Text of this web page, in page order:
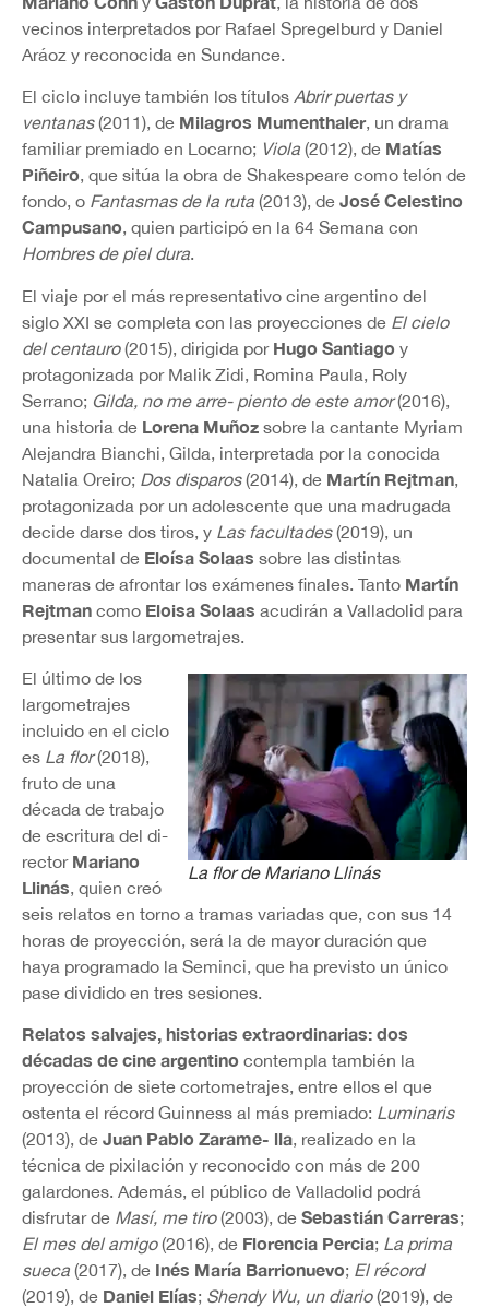
vecinos interpretados por Rafael Spregelburd y Daniel
Aráoz y reconocida en Sundance.
El ciclo incluye también los títulos Abrir puertas y
ventanas(2011), de Milagros Mumenthaler, un drama
familiar premiado en Locarno; Viola (2012), de Matías
Piñeiro, que sitúa la obra de Shakespeare como telón de
fondo, o Fantasmas de la ruta (2013), de José Celestino
Campusano, quien participó en la 64 Semana con
Hombres de piel dura.
El viaje por el más representativo cine argentino del
siglo XXI se completa con las proyecciones de El cielo
del centauro(2015), dirigida por Hugo Santiago y
protagonizada por Malik Zidi, Romina Paula, Roly
Serrano; Gilda, no me arre- piento de este amor(2016),
una historia de Lorena Muñoz sobre la cantante Myriam
Alejandra Bianchi, Gilda, interpretada por la conocida
Natalia Oreiro; Dos disparos(2014), de Martín Rejtman
protagonizada por un adolescente que una madrugada
decide darse dos tiros, y Las facultades(2019), un
documental de Eloísa Solaas sobre las distintas
maneras de afrontar los exámenes finales. Tanto Martín
Rejtman como Eloisa Solaas acudirán a Valladolid para
presentar sus largometrajes.
La florde Mariano Llinás
El último de los
largometrajes
incluido en el ciclo
es La flor(2018),
fruto de una
década de trabajo
de escritura del di-
rector Mariano
Llinás, quien creó
seis relatos en torno a tramas variadas que, con sus 14
horas de proyección, será la de mayor duración que
haya programado la Seminci, que ha previsto un único
pase dividido en tres sesiones.
Relatos salvajes, historias extraordinarias: dos
décadas de cine argentino contempla también la
proyección de siete cortometrajes, entre ellos el que
ostenta el récord Guinness al más premiado: Luminaris
(2013), de Juan Pablo Zarame- lla, realizado en la
técnica de pixilación y reconocido con más de 200
galardones. Además, el público de Valladolid podrá
disfrutar de Masí, me tiro(2003), de Sebastián Carreras;
El mes del amigo(2016), de Florencia Percia; La prima
sueca (2017), de Inés María Barrionuevo; El récord
(2019), de Daniel Elías; Shendy Wu, un diario(2019), de